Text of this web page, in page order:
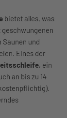
bietet alles, was
und
Eines der
, ein
an bis zu 14